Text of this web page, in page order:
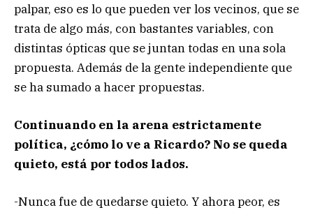
palpar, eso es lo que pueden ver los vecinos, que se
trata de algo más, con bastantes variables, con
distintas ópticas que se juntan todas en una sola
propuesta. Además de la gente independiente que
se ha sumado a hacer propuestas.
Continuando en la arena estrictamente
política, ¿cómo lo ve a Ricardo? No se queda
quieto, está por todos lados.
-Nunca fue de quedarse quieto. Y ahora peor, es